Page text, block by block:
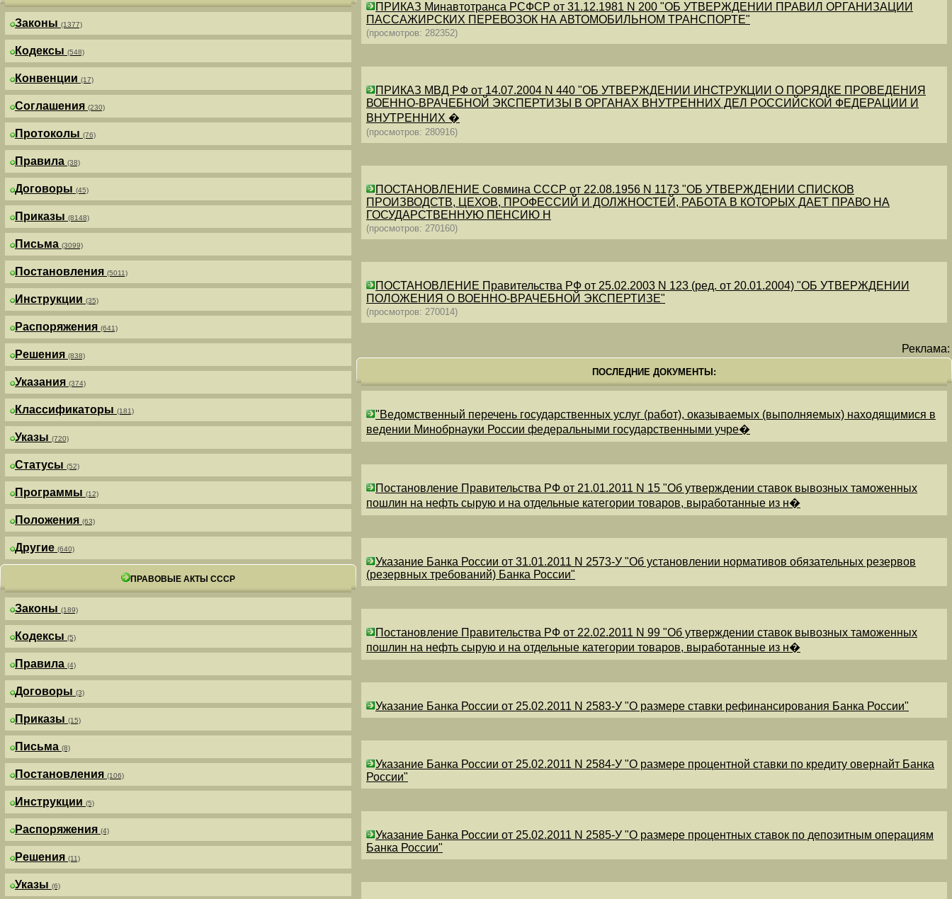
Законы (1377)
Кодексы (548)
Конвенции (17)
Соглашения (230)
Протоколы (76)
Правила (38)
Договоры (45)
Приказы (8148)
Письма (3099)
Постановления (5011)
Инструкции (35)
Распоряжения (641)
Решения (838)
Указания (374)
Классификаторы (181)
Указы (720)
Статусы (52)
Программы (12)
Положения (63)
Другие (640)
ПРАВОВЫЕ АКТЫ СССР
Законы (189)
Кодексы (5)
Правила (4)
Договоры (3)
Приказы (15)
Письма (8)
Постановления (106)
Инструкции (5)
Распоряжения (4)
Решения (11)
Указы (6)
ПРИКАЗ Минавтотранса РСФСР от 31.12.1981 N 200 "ОБ УТВЕРЖДЕНИИ ПРАВИЛ ОРГАНИЗАЦИИ
ПАССАЖИРСКИХ ПЕРЕВОЗОК НА АВТОМОБИЛЬНОМ ТРАНСПОРТЕ"
(просмотров: 282352)
ПРИКАЗ МВД РФ от 14.07.2004 N 440 "ОБ УТВЕРЖДЕНИИ ИНСТРУКЦИИ О ПОРЯДКЕ ПРОВЕДЕНИЯ
ВОЕННО-ВРАЧЕБНОЙ ЭКСПЕРТИЗЫ В ОРГАНАХ ВНУТРЕННИХ ДЕЛ РОССИЙСКОЙ ФЕДЕРАЦИИ И
ВНУТРЕННИХ �
(просмотров: 280916)
ПОСТАНОВЛЕНИЕ Совмина СССР от 22.08.1956 N 1173 "ОБ УТВЕРЖДЕНИИ СПИСКОВ
ПРОИЗВОДСТВ, ЦЕХОВ, ПРОФЕССИЙ И ДОЛЖНОСТЕЙ, РАБОТА В КОТОРЫХ ДАЕТ ПРАВО НА
ГОСУДАРСТВЕННУЮ ПЕНСИЮ Н
(просмотров: 270160)
ПОСТАНОВЛЕНИЕ Правительства РФ от 25.02.2003 N 123 (ред. от 20.01.2004) "ОБ УТВЕРЖДЕНИИ
ПОЛОЖЕНИЯ О ВОЕННО-ВРАЧЕБНОЙ ЭКСПЕРТИЗЕ"
(просмотров: 270014)
Реклама:
ПОСЛЕДНИЕ ДОКУМЕНТЫ:
"Ведомственный перечень государственных услуг (работ), оказываемых (выполняемых) находящимися в
ведении Минобрнауки России федеральными государственными учре�
Постановление Правительства РФ от 21.01.2011 N 15 "Об утверждении ставок вывозных таможенных
пошлин на нефть сырую и на отдельные категории товаров, выработанные из н�
Указание Банка России от 31.01.2011 N 2573-У "Об установлении нормативов обязательных резервов
(резервных требований) Банка России"
Постановление Правительства РФ от 22.02.2011 N 99 "Об утверждении ставок вывозных таможенных
пошлин на нефть сырую и на отдельные категории товаров, выработанные из н�
Указание Банка России от 25.02.2011 N 2583-У "О размере ставки рефинансирования Банка России"
Указание Банка России от 25.02.2011 N 2584-У "О размере процентной ставки по кредиту овернайт Банка
России"
Указание Банка России от 25.02.2011 N 2585-У "О размере процентных ставок по депозитным операциям
Банка России"